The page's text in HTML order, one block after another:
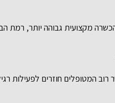
מקצועית גבוהה יותר, רמת